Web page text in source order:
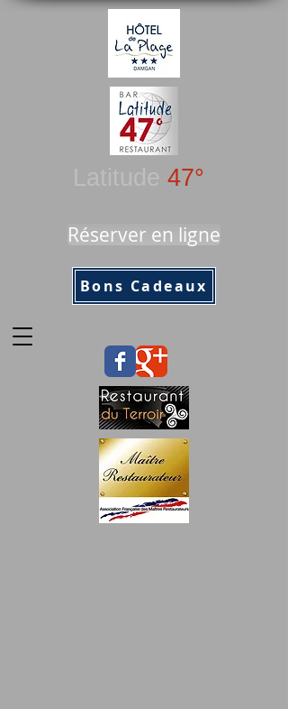
47°
Réserver en ligne
Bons Cadeaux